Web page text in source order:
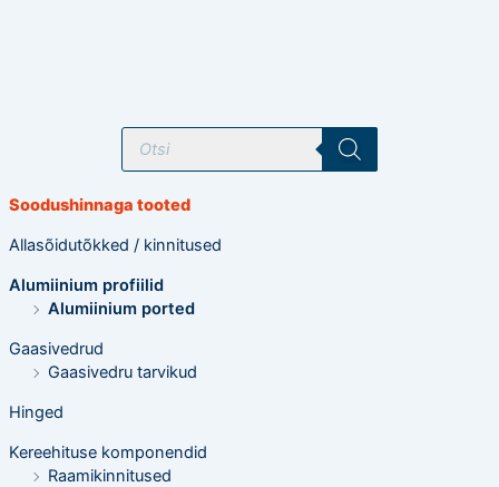
T
o
t
o
t
i
n
g
Soodushinnaga tooted
Allasõidutõkked / kinnitused
Alumiinium profiilid
Alumiinium ported
Gaasivedrud
Gaasivedru tarvikud
Hinged
Kereehituse komponendid
Raamikinnitused